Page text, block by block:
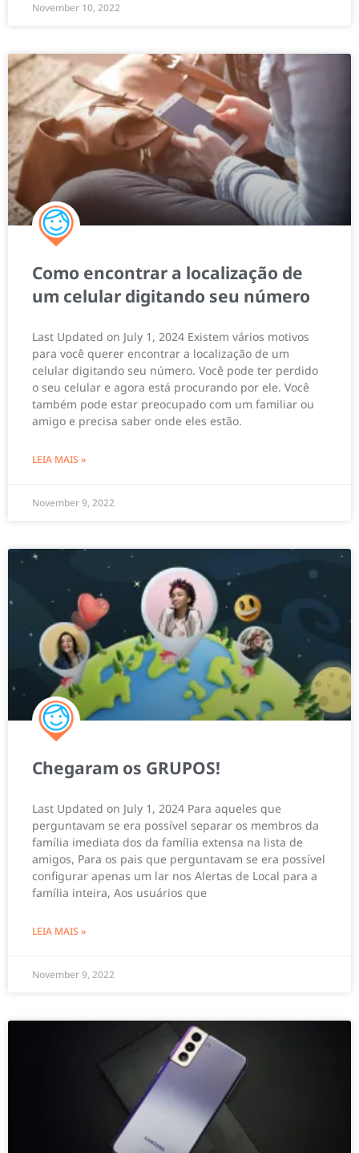
November 10, 2022
Como encontrar a localização de
um celular digitando seu número
Last Updated on July 1, 2024 Existem vários motivos
para você querer encontrar a localização de um
celular digitando seu número. Você pode ter perdido
o seu celular e agora está procurando por ele. Você
também pode estar preocupado com um familiar ou
amigo e precisa saber onde eles estão.
LEIA MAIS »
November 9, 2022
Chegaram os GRUPOS!
Last Updated on July 1, 2024 Para aqueles que
perguntavam se era possível separar os membros da
família imediata dos da família extensa na lista de
amigos, Para os pais que perguntavam se era possível
configurar apenas um lar nos Alertas de Local para a
família inteira, Aos usuários que
LEIA MAIS »
November 9, 2022